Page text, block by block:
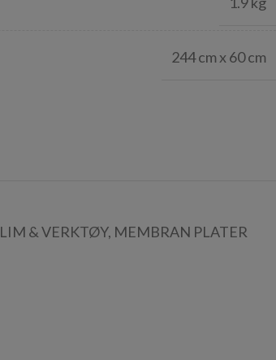
244 cm x 60 cm
LIM & VERKTØY, MEMBRAN PLATER